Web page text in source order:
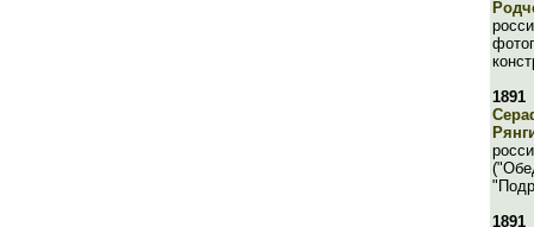
1891
1891